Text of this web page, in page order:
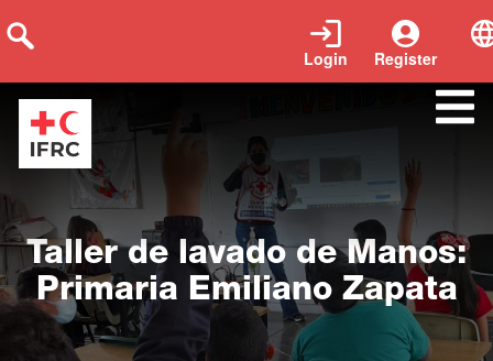
Register
Login
Taller de lavado de Manos:
Primaria Emiliano Zapata